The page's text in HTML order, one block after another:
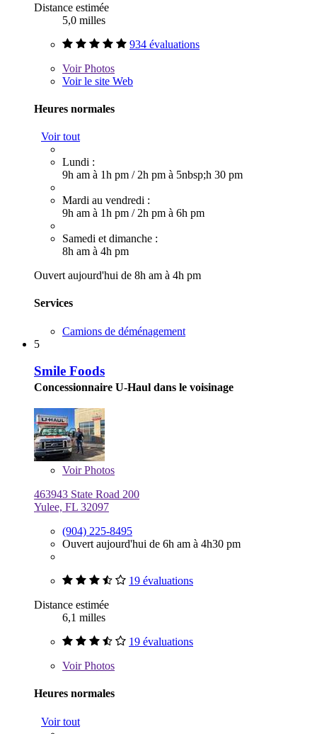
Distance estimée
5,0 milles
934 évaluations
VoirPhotos
Voir le site Web
Heures normales
Voir tout
Lundi :
9h am à 1h pm / 2h pm à 5nbsp;h 30 pm
Mardi au vendredi :
9h am à 1h pm / 2h pm à 6h pm
Samedi et dimanche :
8h am à 4h pm
Ouvert aujourd'hui de 8h am à 4h pm
Services
Camions de déménagement
5
Smile Foods
Concessionnaire U-Haul dans le voisinage
VoirPhotos
463943 State Road 200
Yulee, FL 32097
(904) 225-8495
Ouvert aujourd'hui de 6h am à 4h30 pm
19 évaluations
Distance estimée
6,1 milles
19 évaluations
VoirPhotos
Heures normales
Voir tout